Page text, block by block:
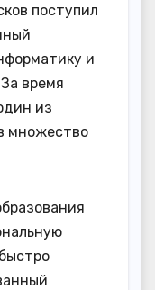
поступил
и
время
из
множество